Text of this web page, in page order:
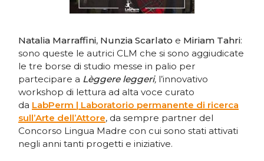
Natalia Marraffini, Nunzia Scarlato e Miriam Tahri:
sono queste le autrici CLM che si sono aggiudicate
le tre borse di studio messe in palio per
partecipare a Lèggere leggeri, l’innovativo
workshop di lettura ad alta voce curato
da LabPerm | Laboratorio permanente di ricerca
sull’Arte dell’Attore, da sempre partner del
Concorso Lingua Madre con cui sono stati attivati
negli anni tanti progetti e iniziative.